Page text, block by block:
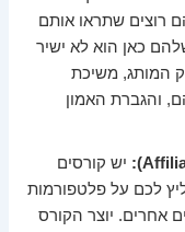
רוצים שתראו אותם
כאן הוא לא ישיר
המותג, משיכת
והגברת האמון
יש קורסים
לכם על פלטפורמות
אחרים. יוצר הקורס